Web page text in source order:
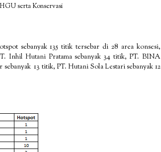
serta Konservasi
sebanyak 135 titik tersebar di 28 area konsesi,
Inhil Hutani Pratama sebanyak 34 titik, PT. BINA
13 titik, PT. Hutani Sola Lestari sebanyak 12